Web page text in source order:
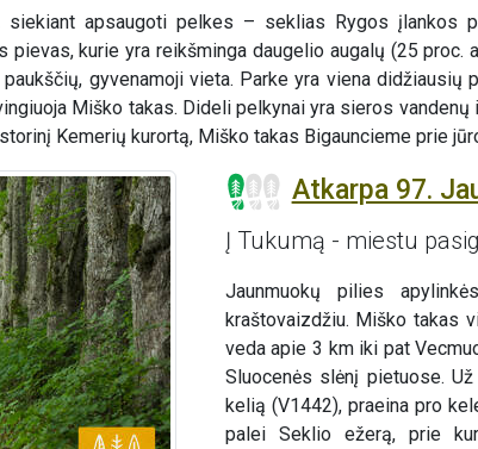
siekiant apsaugoti pelkes – seklias Rygos įlankos
pievas, kurie yra reikšminga daugelio augalų (25
gyvenamoji vieta. Parke yra viena
Miško takas. Dideli pelkynai yra sieros
Kemerių kurortą, Miško takas Bigauncieme prie
Atkarpa 97.
Į Tukumą - miestu
Jaunmuokų pilies
kraštovaizdžiu. Miško takas
veda apie 3 km iki pat
Sluocenės slėnį pietuose.
kelią (V1442), praeina pro
palei Seklio ežerą, prie